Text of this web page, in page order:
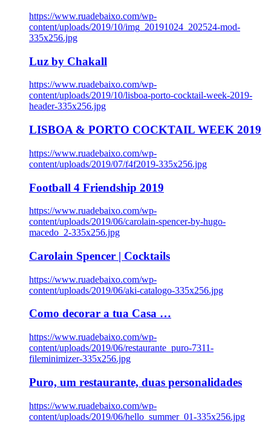
https://www.ruadebaixo.com/wp-
content/uploads/2019/10/img_20191024_202524-mod-
335x256.jpg
Luz by Chakall
https://www.ruadebaixo.com/wp-
content/uploads/2019/10/lisboa-porto-cocktail-week-2019-
header-335x256.jpg
LISBOA & PORTO COCKTAIL WEEK 2019
https://www.ruadebaixo.com/wp-
content/uploads/2019/07/f4f2019-335x256.jpg
Football 4 Friendship 2019
https://www.ruadebaixo.com/wp-
content/uploads/2019/06/carolain-spencer-by-hugo-
macedo_2-335x256.jpg
Carolain Spencer | Cocktails
https://www.ruadebaixo.com/wp-
content/uploads/2019/06/aki-catalogo-335x256.jpg
Como decorar a tua Casa …
https://www.ruadebaixo.com/wp-
content/uploads/2019/06/restaurante_puro-7311-
fileminimizer-335x256.jpg
Puro, um restaurante, duas personalidades
https://www.ruadebaixo.com/wp-
content/uploads/2019/06/hello_summer_01-335x256.jpg